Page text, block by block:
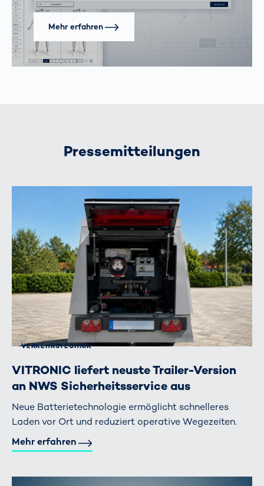
Mehr erfahren
Pressemitteilungen
VERKEHRS­TECHNIK
VITRONIC liefert neuste Trailer-Version
an NWS Sicherheitsservice aus
Neue Batterietechnologie ermöglicht schnelleres
Laden vor Ort und reduziert operative Wegezeiten.
Mehr erfahren